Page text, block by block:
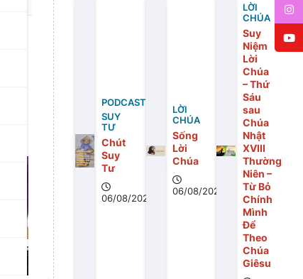
PODCAST
SUY
TƯ
Chút
Suy
Tư
06/08/2026
LỜI
CHÚA
Sống
Lời
Chúa
06/08/2026
LỜI
CHÚA
Suy
Niệm
Lời
Chúa
– Thứ
Sáu
sau
Chúa
Nhật
XVIII
Thường
Niên –
Từ Bỏ
Chính
Mình
Để
Theo
Chúa
Giêsu